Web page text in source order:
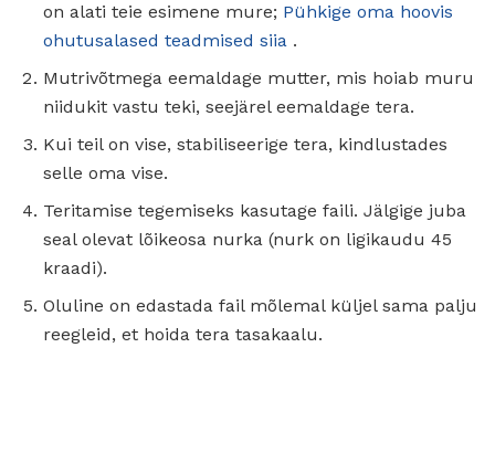
on alati teie esimene mure; Pühkige oma hoovis
ohutusalased teadmised siia .
Mutrivõtmega eemaldage mutter, mis hoiab muru
niidukit vastu teki, seejärel eemaldage tera.
Kui teil on vise, stabiliseerige tera, kindlustades
selle oma vise.
Teritamise tegemiseks kasutage faili. Jälgige juba
seal olevat lõikeosa nurka (nurk on ligikaudu 45
kraadi).
Oluline on edastada fail mõlemal küljel sama palju
reegleid, et hoida tera tasakaalu.